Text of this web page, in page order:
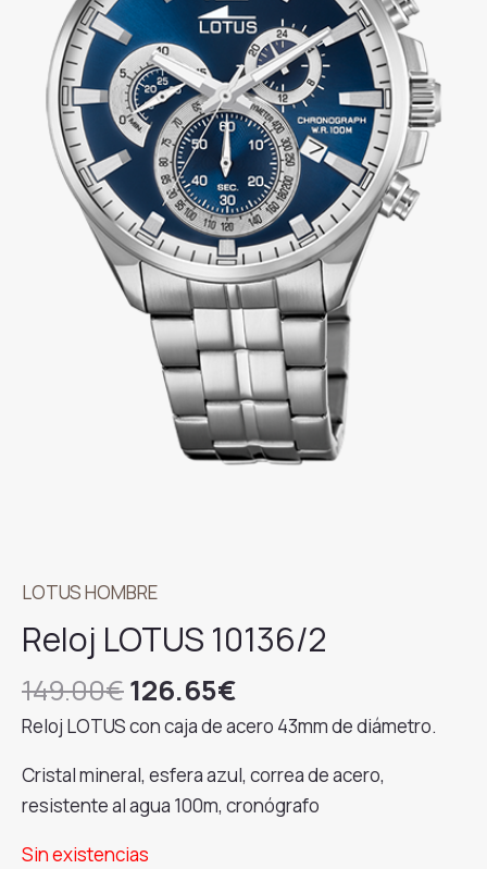
LOTUS HOMBRE
Reloj LOTUS 10136/2
149.00€El
precio
original
era:
149.00€.
126.65€
precio
es:
126.65€.
Reloj LOTUS con caja de acero 43mm de diámetro.
Cristal mineral, esfera azul, correa de acero,
resistente al agua 100m, cronógrafo
Sin existencias